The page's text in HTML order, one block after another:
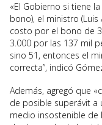
«El Gobierno si tiene
bono), el ministro
costo por el bono de
3.000 por las 137 mil
sino 51, entonces el
correcta”, indicó
Además, agregó que
de posible superávit a
medio insostenible de